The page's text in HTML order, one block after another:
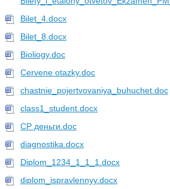
Bilet_4.docx
Bilet_8.docx
Bioliogy.doc
Cervene otazky.doc
chastnie_pojertvovaniya_buhuchet.doc
class1_student.docx
CР деньги.doc
diagnostika.docx
Diplom_1234_1_1_1.docx
diplom_ispravlennyy.docx